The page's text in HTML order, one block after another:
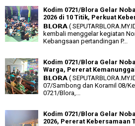
Kodim 0721/Blora Gelar
2026 di 10 Titik, Perkuat
𝗕𝗟𝗢𝗥𝗔 (
kembali menggelar kegiatan
Kebangsaan pertandingan P...
Kodim 0721/Blora Gelar
Warga, Pererat
𝗕𝗟𝗢𝗥𝗔 (
07/Sambong dan Koramil 08/
0721/Blora,...
Kodim 0721/Blora Gelar
2026, Pererat Kebersamaan